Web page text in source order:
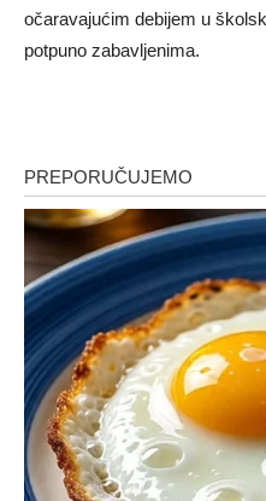
očaravajućim debijem u
potpuno zabavljenima.